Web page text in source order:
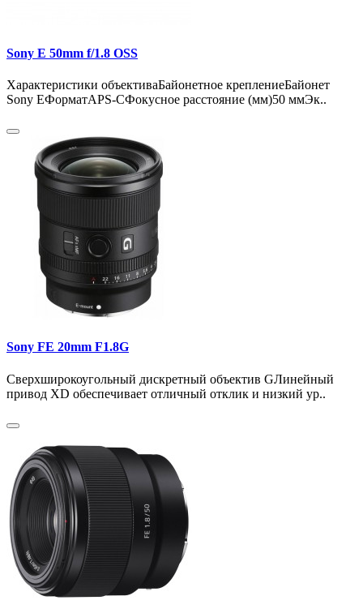
Sony E 50mm f/1.8 OSS
Характеристики объективаБайонетное креплениеБайонет
Sony EФорматAPS-CФокусное расстояние (мм)50 ммЭк..
Sony FE 20mm F1.8G
Сверхширокоугольный дискретный объектив GЛинейный
привод XD обеспечивает отличный отклик и низкий ур..